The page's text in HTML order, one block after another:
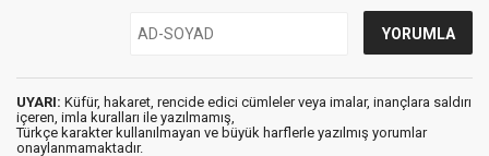
UYARI: Küfür, hakaret, rencide edici cümleler veya imalar, inançlara saldırı
içeren, imla kuralları ile yazılmamış,
Türkçe karakter kullanılmayan ve büyük harflerle yazılmış yorumlar
onaylanmamaktadır.